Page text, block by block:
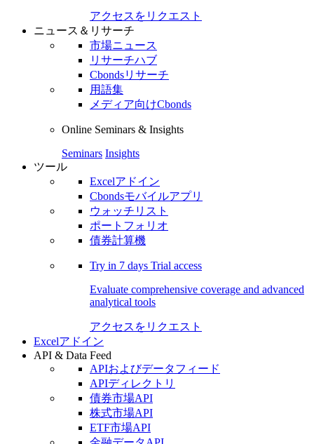
アクセスをリクエスト
ニュース＆リサーチ
市場ニュース
リサーチハブ
Cbondsリサーチ
用語集
メディア向けCbonds
Online Seminars & Insights
Seminars Insights
ツール
Excelアドイン
Cbondsモバイルアプリ
ウォッチリスト
ポートフォリオ
債券計算機
Try in 7 days Trial access
Evaluate comprehensive coverage and advanced
analytical tools
アクセスをリクエスト
Excelアドイン
API & Data Feed
APIおよびデータフィード
APIディレクトリ
債券市場API
株式市場API
ETF市場API